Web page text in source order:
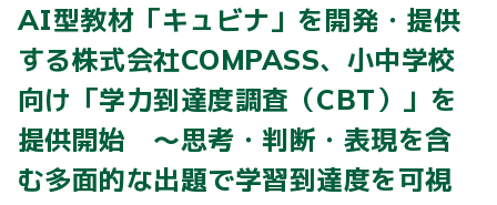
AI型教材「キュビナ」を開発・提供
する株式会社COMPASS、小中学校
向け「学力到達度調査（CBT）」を
提供開始 ～思考・判断・表現を含
む多面的な出題で学習到達度を可視